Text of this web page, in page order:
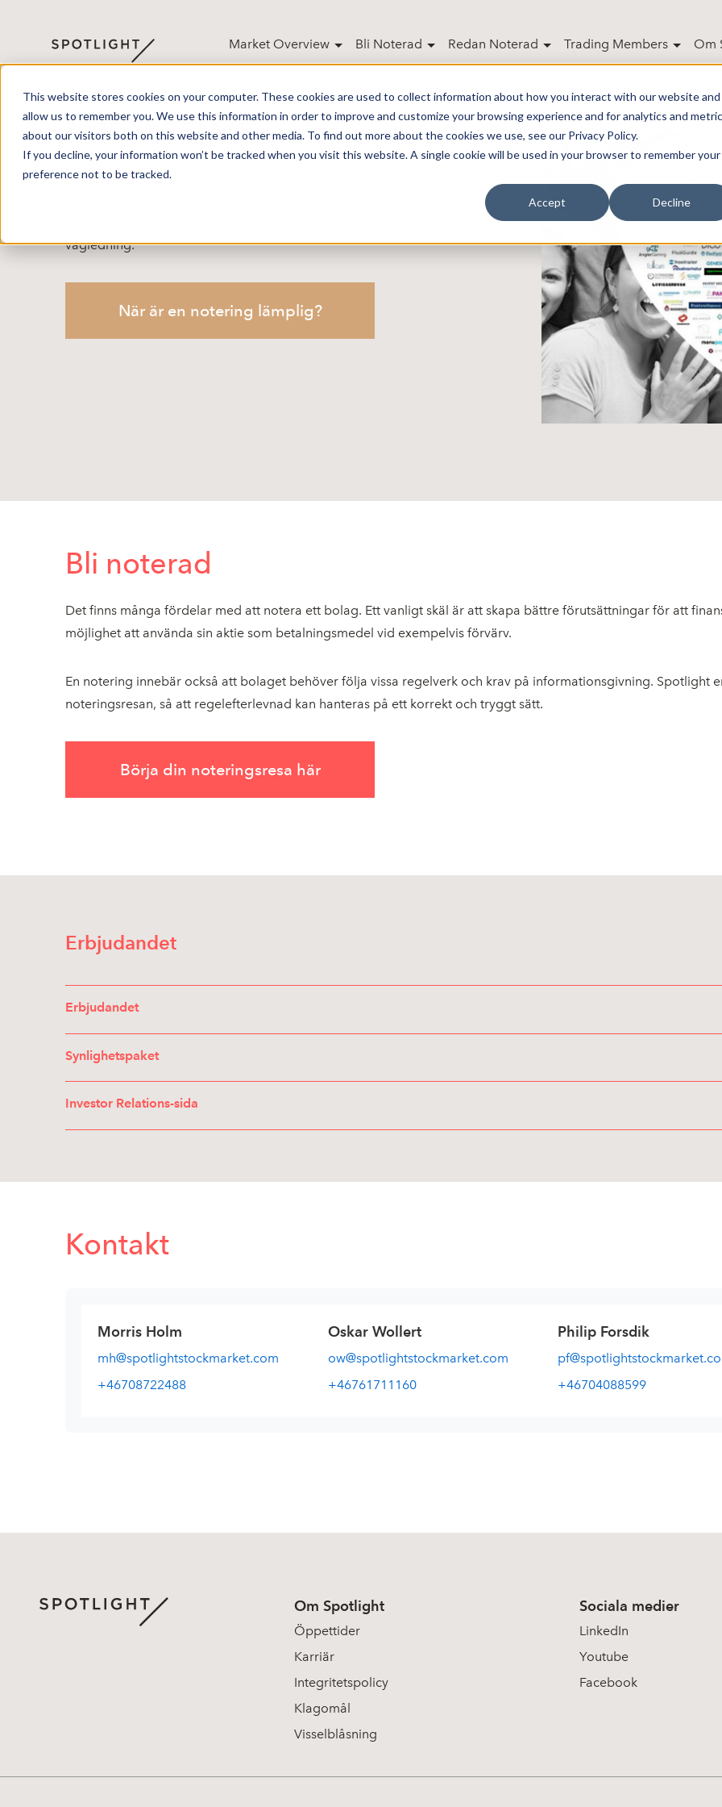
This website stores cookies on your computer. These cookies are used to collect information about how you interact with our website and
allow us to remember you. We use this information in order to improve and customize your browsing experience and for analytics and
about our visitors both on this website and other media. To find out more about the cookies we use, see our Privacy Policy.
If you decline, your information won’t be tracked when you visit this website. A single cookie will be used in your browser to remember your
preference not to be tracked.
Accept Decline
Market Overview Bli Noterad Redan Noterad Trading Members Om
Möt Spotlight
Stolt partner för tillväxtbolag sedan 1997.
vägledning.
När är en notering lämplig?
Bli noterad
Det finns många fördelar med att notera ett bolag. Ett vanligt skäl är att skapa bättre förutsättningar för att
möjlighet att använda sin aktie som betalningsmedel vid exempelvis förvärv.
En notering innebär också att bolaget behöver följa vissa regelverk och krav på informationsgivning.
noteringsresan, så att regelefterlevnad kan hanteras på ett korrekt och tryggt sätt.
Börja din noteringsresa här
Erbjudandet
Erbjudandet
Synlighetspaket
Investor Relations-sida
Kontakt
Morris Holm
mh@spotlightstockmarket.com
+46708722488
Oskar Wollert
ow@spotlightstockmarket.com
+46761711160
Philip Forsdik
+46704088599
Om Spotlight
Öppettider
Karriär
Integritetspolicy
Klagomål
Visselblåsning
Sociala medier
LinkedIn
Youtube
Facebook